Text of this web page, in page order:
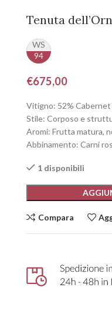
Tenuta
WS
94
€675,00
Vitigno: 52%
Stile: Corposo e
Aromi: Frutta matura,
Abbinamento: Carni
1 disponibili
Compara